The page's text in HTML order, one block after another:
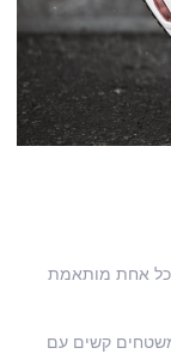
וכל אחת מותאמת
משטחים קשים עם